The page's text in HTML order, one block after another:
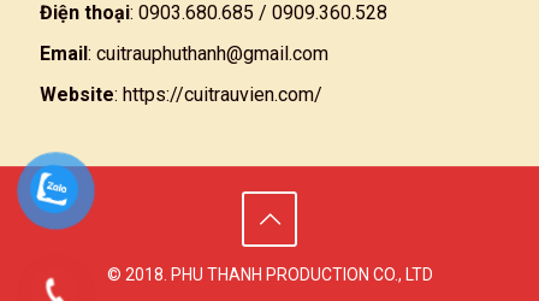
Điện thoại: 0903.680.685 / 0909.360.528
Email: cuitrauphuthanh@gmail.com
Website: https://cuitrauvien.com/
© 2018. PHU THANH PRODUCTION CO., LTD